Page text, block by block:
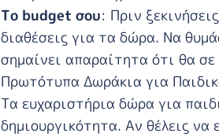
Το budget σου: Πριν
διαθέσεις για τα δώρα. Να
σημαίνει απαραίτητα ότι θα σε
Πρωτότυπα Δωράκια για
Τα ευχαριστήρια δώρα για
δημιουργικότητα. Αν θέλεις να